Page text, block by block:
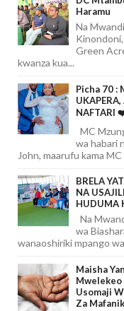
Haramu
Na
Green
kwanza kua...
Picha 70 :
NAFTARI
MC
wa habari
John, maarufu kama
BRELA
NA
HUDUMA
Na
wa
wanaoshiriki mpango
Maisha
Mwelekeo
Usomaji
Za